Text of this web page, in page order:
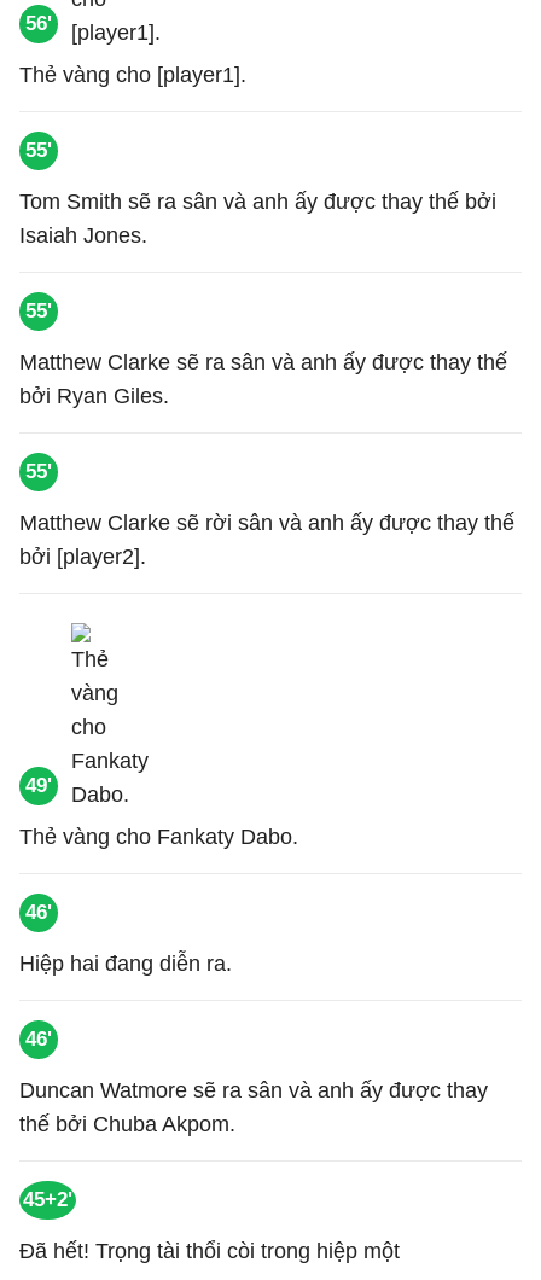
56'
Thẻ vàng cho [player1].
55'
Tom Smith sẽ ra sân và anh ấy được thay thế bởi
Isaiah Jones.
55'
Matthew Clarke sẽ ra sân và anh ấy được thay thế
bởi Ryan Giles.
55'
Matthew Clarke sẽ rời sân và anh ấy được thay thế
bởi [player2].
49'
Thẻ vàng cho Fankaty Dabo.
46'
Hiệp hai đang diễn ra.
46'
Duncan Watmore sẽ ra sân và anh ấy được thay
thế bởi Chuba Akpom.
45+2'
Đã hết! Trọng tài thổi còi trong hiệp một